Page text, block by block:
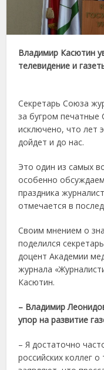
Владимир Касютин
телевидение и
Секретарь Союза
за бугром
исключено, что лет
дойдет и до нас.
Это один из самых
особенно
праздника
отмечается в
Своим мнением о
поделился
доцент Академии
журнала
Касютин.
– Владимир
упор на развитие
– Я достаточно
российских коллег